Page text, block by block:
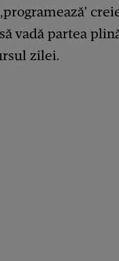
vadă partea
zilei.